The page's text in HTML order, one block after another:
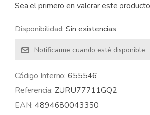
Sea el primero en valorar este producto
Disponibilidad: Sin existencias
Código Interno: 655546
Referencia: ZURU77711GQ2
EAN: 4894680043350